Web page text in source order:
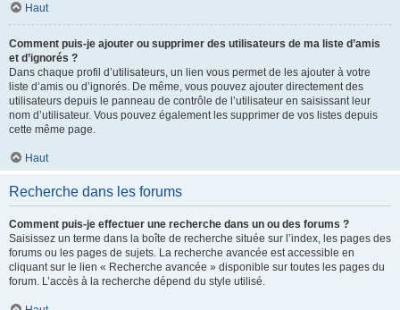
Haut
Comment puis-je ajouter ou supprimer des utilisateurs de ma liste d’amis
et d’ignorés ?
Dans chaque profil d’utilisateurs, un lien vous permet de les ajouter à votre
liste d’amis ou d’ignorés. De même, vous pouvez ajouter directement des
utilisateurs depuis le panneau de contrôle de l’utilisateur en saisissant leur
nom d’utilisateur. Vous pouvez également les supprimer de vos listes depuis
cette même page.
Haut
Recherche dans les forums
Comment puis-je effectuer une recherche dans un ou des forums ?
Saisissez un terme dans la boîte de recherche située sur l’index, les pages des
forums ou les pages de sujets. La recherche avancée est accessible en
cliquant sur le lien « Recherche avancée » disponible sur toutes les pages du
forum. L’accès à la recherche dépend du style utilisé.